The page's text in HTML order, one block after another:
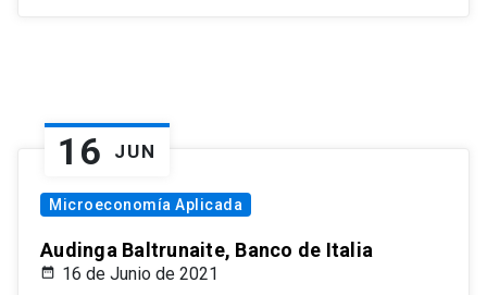
16 JUN
Microeconomía Aplicada
Audinga Baltrunaite, Banco de Italia
16 de Junio de 2021